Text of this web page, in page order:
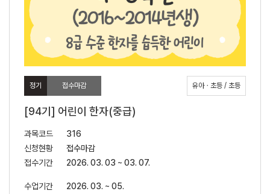
정기 접수마감 유아ㆍ초등 / 초등
[94기] 어린이 한자(중급)
과목코드
316
신청현황
접수마감
접수기간
2026. 03. 03 ~ 03. 07.
수업기간
2026. 03. ~ 05.